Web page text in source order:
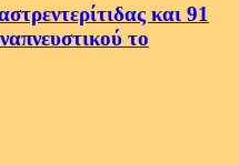
και 91
το